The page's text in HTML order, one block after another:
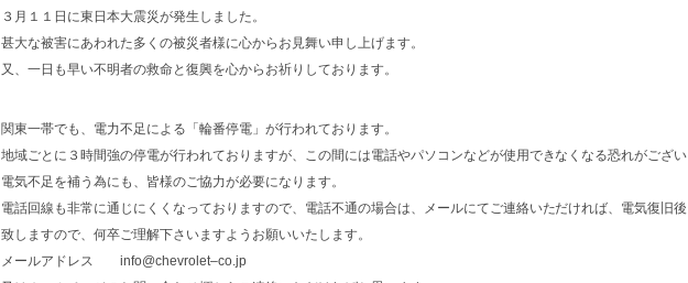
３月１１日に東日本大震災が発生しました。
甚大な被害にあわれた多くの被災者様に心からお見舞い申し上げます。
又、一日も早い不明者の救命と復興を心からお祈りしております。
関東一帯でも、電力不足による「輪番停電」が行われております。
地域ごとに３時間強の停電が行われておりますが、この間には電話やパソコンなどが使用できなくなる恐れがござ
電気不足を補う為にも、皆様のご協力が必要になります。
電話回線も非常に通じにくくなっておりますので、電話不通の場合は、メールにてご連絡いただければ、電気復旧
致しますので、何卒ご理解下さいますようお願いいたします。
メールアドレス info@chevrolet–co.jp